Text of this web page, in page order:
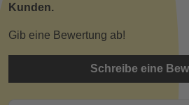
Kunden.
Gib eine Bewertung ab!
Schreibe eine